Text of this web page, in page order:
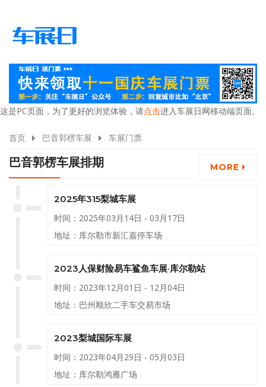
这是PC页面，为了更好的浏览体验，请点击进入车展日网移动端页面。
首页 巴音郭楞车展 车展门票
巴音郭楞车展排期 MORE
2025年315梨城车展
时间：2025年03月14日 - 03月17日
地址：库尔勒市新汇嘉停车场
2023人保财险易车鲨鱼车展·库尔勒站
时间：2023年12月01日 - 12月04日
地址：巴州顺欣二手车交易市场
2023梨城国际车展
时间：2023年04月29日 - 05月03日
地址：库尔勒鸿雁广场